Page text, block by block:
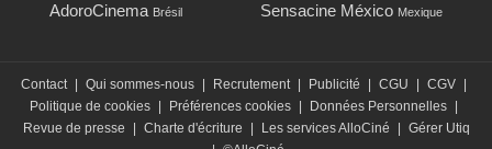
AdoroCinema Brésil Sensacine México Mexique
Contact Qui sommes-nous Recrutement Publicité CGU CGV
Politique de cookies
Préférences cookies Données Personnelles
Revue de presse
Charte d'écriture Les services AlloCiné
Gérer Utiq